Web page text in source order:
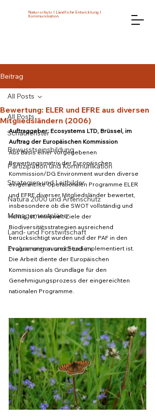
Naturschutz I Ländliche Entwicklung I
Kommunikation
Beitrag
All Posts
Schaufenster
Bewusstseinsbildung
Partizipation und Kommunikation
Strategien und Leitbilder
Natura 2000 und Artenschutz
Managementpläne
Land- und Forstwitschaft
Evaluierungen und Studien
All Posts
Bewertung: ELER und EFRE aus diversen
Mitgliedsländern (2006)
Auftraggeber: Ecosystems LTD, Brüssel, im
Auftrag der Europäischen Kommission
Aus Basis einer vorgegebenen
Bewertungsmatrix der Europäischen
Kommission/DG Environment wurden diverse
eingereichte Operationalen Programme ELER
und EFRE diverser Mitgliedsländer bewertet,
insbesondere ob die SWOT vollständig und
richtig ist, inwieweit Ziele der
Biodiversitätsstrategien ausreichend
berücksichtigt wurden und der PAF in den
Programmen ausreichend implementiert ist.
Die Arbeit diente der Europäischen
Kommission als Grundlage für den
Genehmigungsprozess der eingereichten
nationalen Programme.